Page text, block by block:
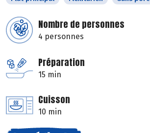
Nombre de personnes
4 personnes
Préparation
15 min
Cuisson
10 min